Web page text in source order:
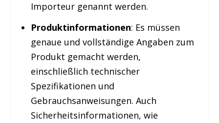
Importeur genannt werden.
Produktinformationen: Es müssen
genaue und vollständige Angaben zum
Produkt gemacht werden,
einschließlich technischer
Spezifikationen und
Gebrauchsanweisungen. Auch
Sicherheitsinformationen, wie